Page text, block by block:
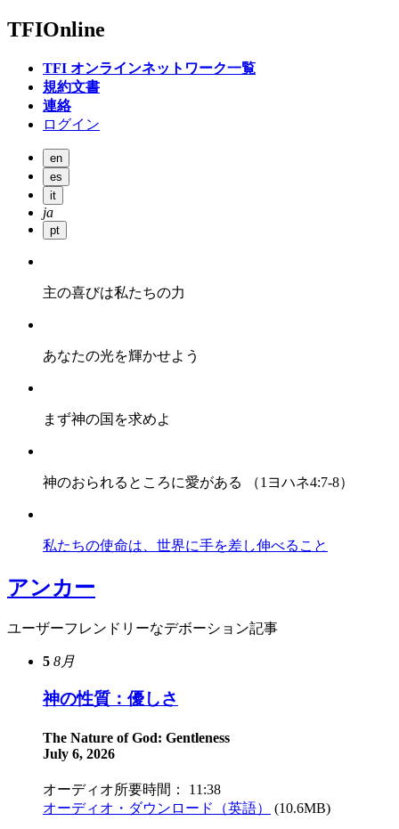
TFIOnline
TFI オンラインネットワーク一覧
規約文書
連絡
ログイン
en
es
it
ja
pt
主の喜びは私たちの力
あなたの光を輝かせよう
まず神の国を求めよ
神のおられるところに愛がある （1ヨハネ4:7-8）
私たちの使命は、世界に手を差し伸べること
アンカー
ユーザーフレンドリーなデボーション記事
5 8月
神の性質：優しさ
The Nature of God: Gentleness
July 6, 2026
オーディオ所要時間： 11:38
オーディオ・ダウンロード（英語）
(10.6MB)